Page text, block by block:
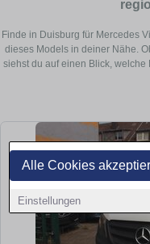
Alle Cookies
Einstellungen
Finde in Duisburg für Mercedes
dieses Models in deiner Nähe.
siehst du auf einen Blick,